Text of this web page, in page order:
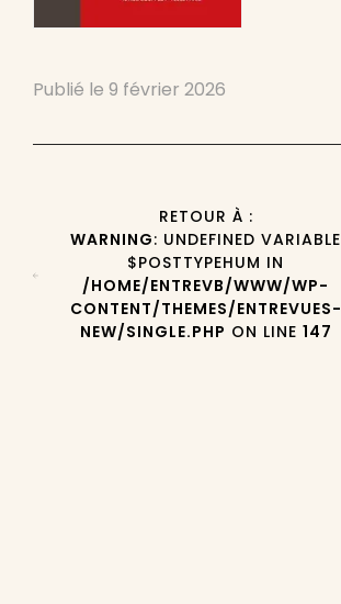
Publié le 9 février 2026
RETOUR À :
WARNING: UNDEFINED VARIABLE
$POSTTYPEHUM IN
/HOME/ENTREVB/WWW/WP-
CONTENT/THEMES/ENTREVUES-
NEW/SINGLE.PHP ON LINE 147